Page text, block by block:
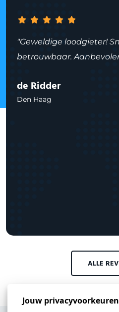
"Geweldige loodgieter!
betrouwbaar.
de Ridder
Den Haag
ALLE